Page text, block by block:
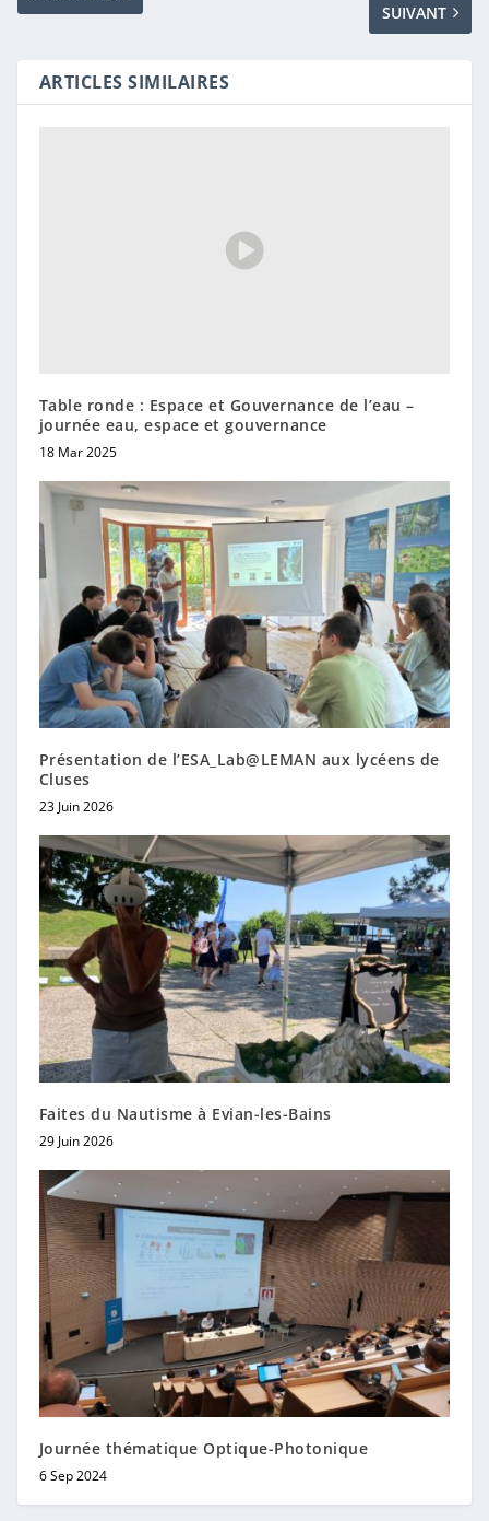
SUIVANT
ARTICLES SIMILAIRES
Table ronde : Espace et Gouvernance de l’eau –
journée eau, espace et gouvernance
18 Mar 2025
Présentation de l’ESA_Lab@LEMAN aux lycéens de
Cluses
23 Juin 2026
Faites du Nautisme à Evian-les-Bains
29 Juin 2026
Journée thématique Optique-Photonique
6 Sep 2024